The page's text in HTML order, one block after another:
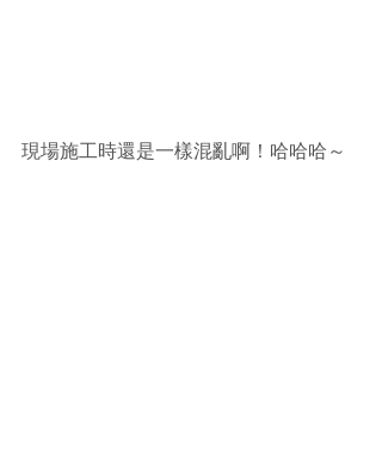
現場施工時還是一樣混亂啊！哈哈哈～